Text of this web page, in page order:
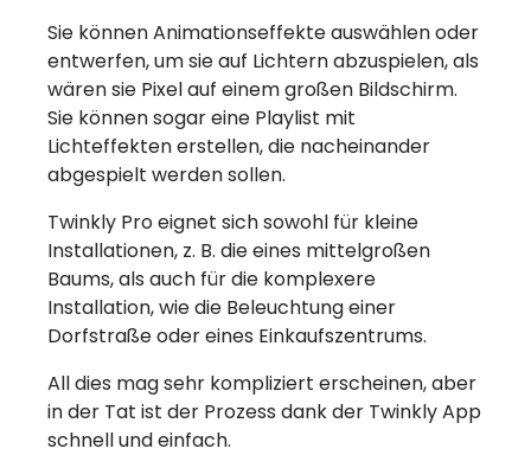
Sie können Animationseffekte auswählen oder
entwerfen, um sie auf Lichtern abzuspielen, als
wären sie Pixel auf einem großen Bildschirm.
Sie können sogar eine Playlist mit
Lichteffekten erstellen, die nacheinander
abgespielt werden sollen.
Twinkly Pro eignet sich sowohl für kleine
Installationen, z. B. die eines mittelgroßen
Baums, als auch für die komplexere
Installation, wie die Beleuchtung einer
Dorfstraße oder eines Einkaufszentrums.
All dies mag sehr kompliziert erscheinen, aber
in der Tat ist der Prozess dank der Twinkly App
schnell und einfach.